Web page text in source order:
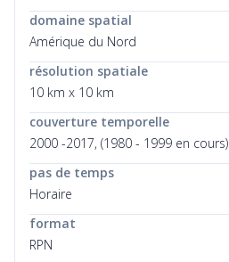
domaine spatial
Amérique du Nord
résolution spatiale
10 km x 10 km
couverture temporelle
2000 -2017, (1980 - 1999 en cours)
pas de temps
Horaire
format
RPN